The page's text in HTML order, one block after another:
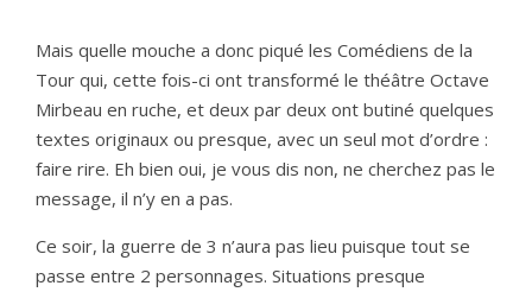
Mais quelle mouche a donc piqué les Comédiens de la
Tour qui, cette fois-ci ont transformé le théâtre Octave
Mirbeau en ruche, et deux par deux ont butiné quelques
textes originaux ou presque, avec un seul mot d’ordre :
faire rire. Eh bien oui, je vous dis non, ne cherchez pas le
message, il n’y en a pas.
Ce soir, la guerre de 3 n’aura pas lieu puisque tout se
passe entre 2 personnages. Situations presque